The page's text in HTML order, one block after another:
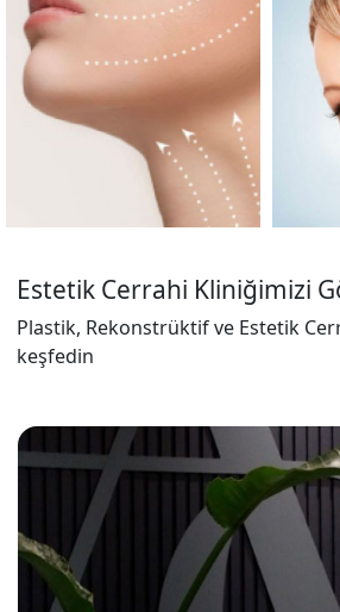
Estetik Cerrahi Kliniğimizi
Plastik, Rekonstrüktif ve Estetik
keşfedin